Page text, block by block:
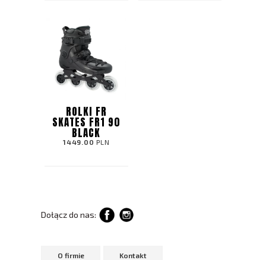
ROLKI FR
SKATES FR1 90
BLACK
1449.00 PLN
Dołącz do nas:
O firmie Kontakt